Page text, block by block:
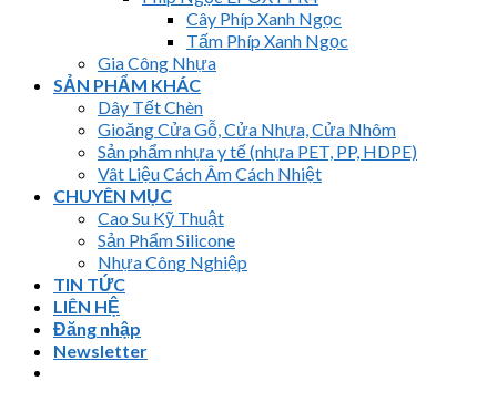
Cây Phíp Xanh Ngọc
Tấm Phíp Xanh Ngọc
Gia Công Nhựa
SẢN PHẨM KHÁC
Dây Tết Chèn
Gioăng Cửa Gỗ, Cửa Nhựa, Cửa Nhôm
Sản phẩm nhựa y tế (nhựa PET, PP, HDPE)
Vât Liệu Cách Âm Cách Nhiệt
CHUYÊN MỤC
Cao Su Kỹ Thuật
Sản Phẩm Silicone
Nhựa Công Nghiệp
TIN TỨC
LIÊN HỆ
Đăng nhập
Newsletter